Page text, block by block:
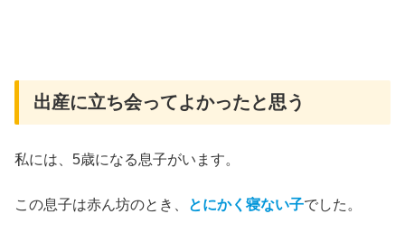
出産に立ち会ってよかったと思う
私には、5歳になる息子がいます。
この息子は赤ん坊のとき、 とにかく寝ない子でした。